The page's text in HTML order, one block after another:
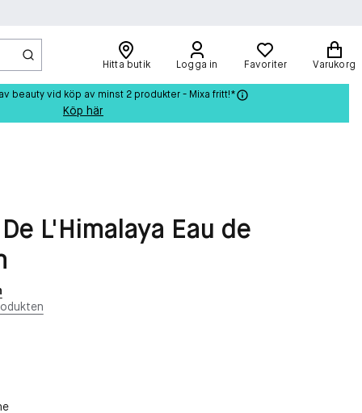
Hitta butik Logga in Favoriter Varukorg
beauty vid köp av minst 2 produkter - Mixa fritt!*
Köp här
L'Himalaya Eau de